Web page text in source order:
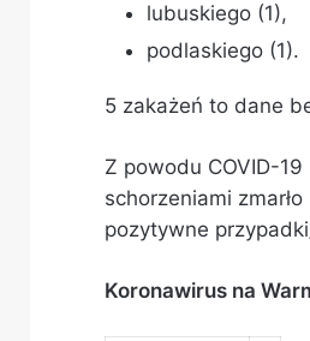
lubuskiego (1),
podlaskiego (1).
5 zakażeń to dane
Z powodu COVID-
schorzeniami
pozytywne
Koronawirus na